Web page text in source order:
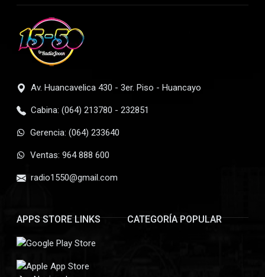
Av. Huancavelica 430 - 3er. Piso - Huancayo
Cabina: (064) 213780 - 232851
Gerencia: (064) 233640
Ventas: 964 888 600
radio1550@gmail.com
APPS STORE LINKS CATEGORÍA POPULAR